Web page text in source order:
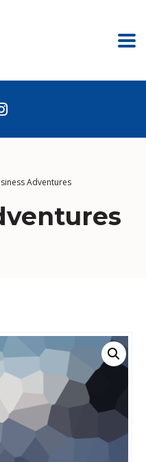
Adventures